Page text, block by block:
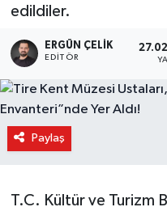
edildiler.
ERGÜN ÇELIK
EDITÖR
Paylaş
T.C. Kültür ve Turizm
Son Dakika
Haber Arşivi